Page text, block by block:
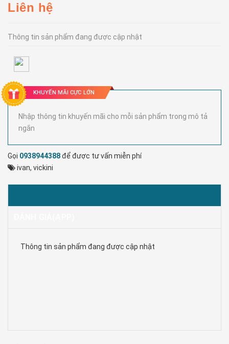
Liên hệ
Thông tin sản phẩm đang được cập nhật
KHUYẾN MÃI CỰC LỚN
Nhập thông tin khuyến mãi cho mỗi sản phẩm trong mô tả
ngắn
Gọi 0938944388để được tư vấn miễn phí
ivan, vickini
Thông tin sản phẩm đang được cập nhật